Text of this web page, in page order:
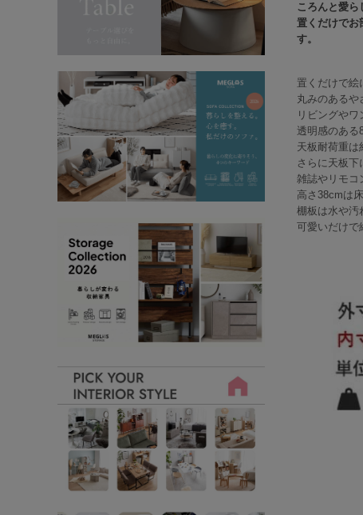
ころんと愛ら
置くだけでお
す。
置くだけで絵
丸みのあるや
リビングや
透明感のある
天板耐荷重は
さらに天板下
雑誌やリモコ
高さ38cmは
棚板は水や汚
可愛いだけで